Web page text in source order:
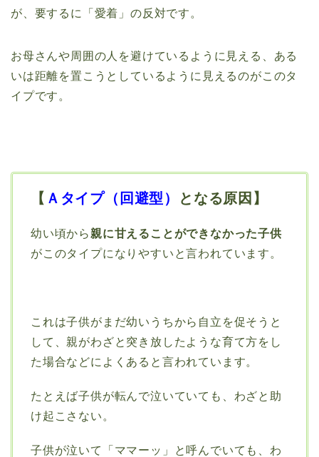
が、要するに「愛着」の反対です。
お母さんや周囲の人を避けているように見える、ある
いは距離を置こうとしているように見えるのがこのタ
イプです。
【 Ａタイプ（回避型） となる原因】
幼い頃から親に甘えることができなかった子供
がこのタイプになりやすいと言われています。
これは子供がまだ幼いうちから自立を促そうと
して、親がわざと突き放したような育て方をし
た場合などによくあると言われています。
たとえば子供が転んで泣いていても、わざと助
け起こさない。
子供が泣いて「ママーッ」と呼んでいても、わ